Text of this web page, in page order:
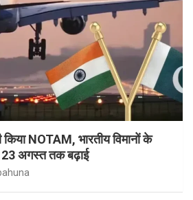
किया NOTAM, भारतीय विमानों के
23 अगस्त तक बढ़ाई